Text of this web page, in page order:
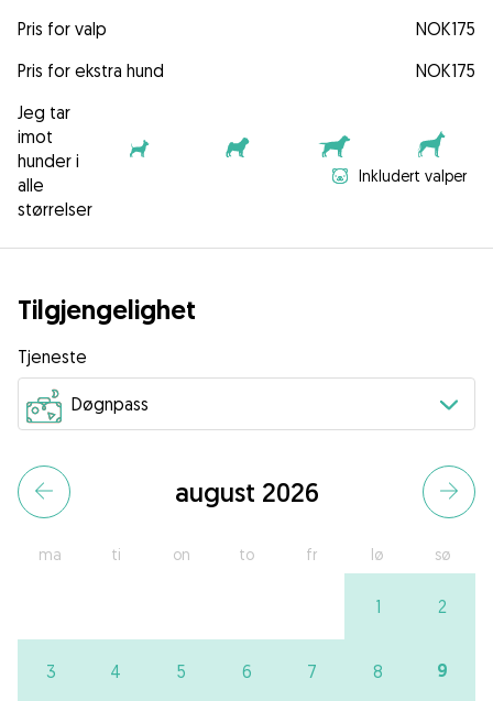
Pris for valp
NOK175
Pris for ekstra hund
NOK175
Jeg tar
imot
hunder i
alle
størrelser
Inkludert valper
Tilgjengelighet
Tjeneste
august 2026
ma ti on to fr lø sø
1 2
3 4 5 6 7 8 9